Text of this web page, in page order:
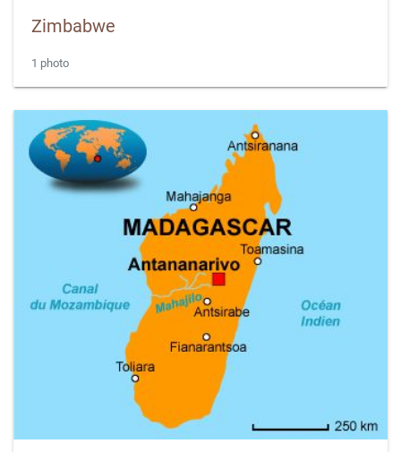
Zimbabwe
1 photo